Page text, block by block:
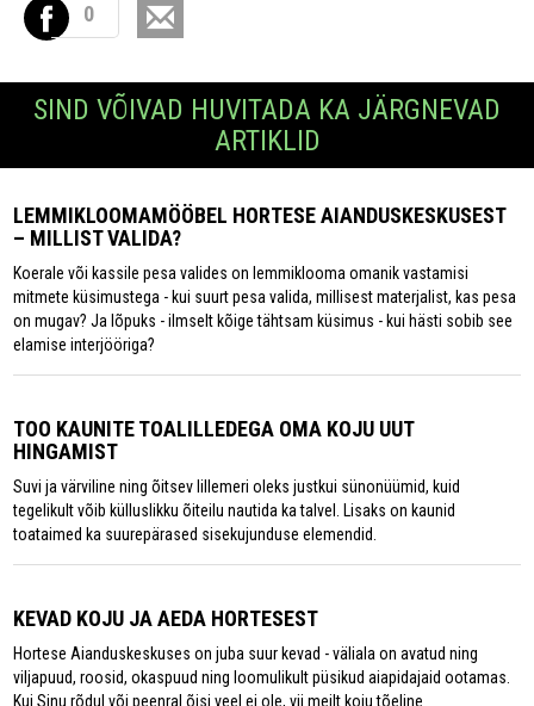
0
SIND VÕIVAD HUVITADA KA JÄRGNEVAD
ARTIKLID
LEMMIKLOOMAMÖÖBEL HORTESE AIANDUSKESKUSEST
– MILLIST VALIDA?
Koerale või kassile pesa valides on lemmiklooma omanik vastamisi
mitmete küsimustega - kui suurt pesa valida, millisest materjalist, kas pesa
on mugav? Ja lõpuks - ilmselt kõige tähtsam küsimus - kui hästi sobib see
elamise interjööriga?
TOO KAUNITE TOALILLEDEGA OMA KOJU UUT
HINGAMIST
Suvi ja värviline ning õitsev lillemeri oleks justkui sünonüümid, kuid
tegelikult võib külluslikku õiteilu nautida ka talvel. Lisaks on kaunid
toataimed ka suurepärased sisekujunduse elemendid.
KEVAD KOJU JA AEDA HORTESEST
Hortese Aianduskeskuses on juba suur kevad - väliala on avatud ning
viljapuud, roosid, okaspuud ning loomulikult püsikud aiapidajaid ootamas.
Kui Sinu rõdul või peenral õisi veel ei ole, vii meilt koju tõeline